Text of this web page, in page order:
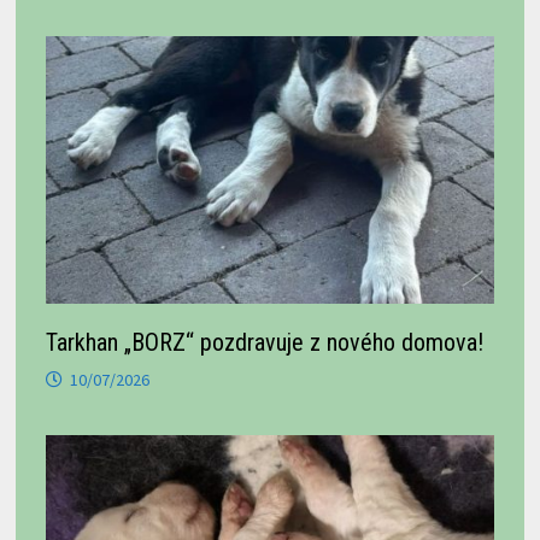
Tarkhan „BORZ“ pozdravuje z nového domova!
10/07/2026